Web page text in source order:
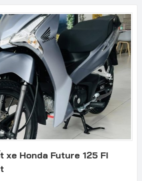
Honda Future 125 FI